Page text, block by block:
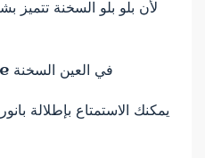
15- في مطاعم Blue Blue في العين السخنة
يمكنك الاستمتاع بإطلالة